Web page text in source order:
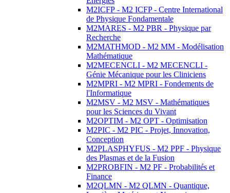
M2ICFP - M2 ICFP - Centre International
de Physique Fondamentale
M2MARES - M2 PBR - Physique par
Recherche
M2MATHMOD - M2 MM - Modélisation
Mathématique
M2MECENCLI - M2 MECENCLI -
Génie Mécanique pour les Cliniciens
M2MPRI - M2 MPRI - Fondements de
l'Informatique
M2MSV - M2 MSV - Mathématiques
pour les Sciences du Vivant
M2OPTIM - M2 OPT - Optimisation
M2PIC - M2 PIC - Projet, Innovation,
Conception
M2PLASPHYFUS - M2 PPF - Physique
des Plasmas et de la Fusion
M2PROBFIN - M2 PF - Probabilités et
Finance
M2QLMN - M2 QLMN - Quantique,